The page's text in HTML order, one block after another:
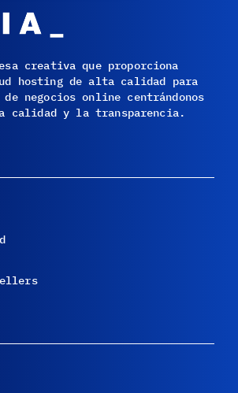
creativa que proporciona
hosting de alta calidad para
negocios online centrándonos
calidad y la transparencia.